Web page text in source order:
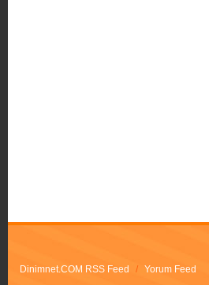
Dinimnet.COM RSS Feed / Yorum Feed